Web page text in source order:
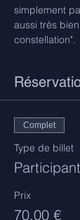
simplement
aussi très
constellation".
Complet
Type de billet
Prix
70,00 €